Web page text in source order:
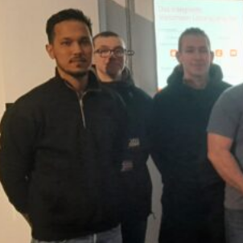
von Klimaanlagen
Wert auf Qualität und
Bei der Installation von
wir nur hochwertige
Hersteller und gewährleisten,
nicht nur effizient, sondern
ist.